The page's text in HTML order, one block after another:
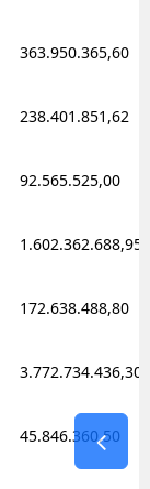
363.950.365,60
238.401.851,62
92.565.525,00
1.602.362.688,95
172.638.488,80
3.772.734.436,30
45.846.360,50